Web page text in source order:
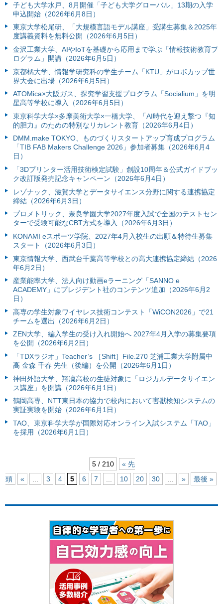
子ども大学水戸、8月開催「子ども大学グローバル」13期の入学
申込開始（2026年6月8日）
東京大学松尾研、「大規模言語モデル講座」受講生募集＆2025年
度講義資料を無料公開（2026年6月5日）
金沢工業大学、AIやIoTを基礎から応用まで学ぶ「情報技術教育プ
ログラム」開講（2026年6月5日）
京都橘大学、情報学研究科の学生チーム「KTU」がロボカップ世
界大会に出場（2026年6月5日）
ATOMica×大阪ガス、探究学習支援プログラム「Socialium」を明
星高等学校に導入（2026年6月5日）
東京科学大学×多摩美術大学×一橋大学、「AI時代を迎え撃つ『知
的胆力』のための特別なリカレント教育（2026年6月4日）
DMM.make TOKYO、ものづくりスタートアップ育成プログラム
「TIB FAB Makers Challenge 2026」参加者募集（2026年6月4
日）
「3Dプリンター活⽤技術検定試験」創設10周年＆公式ガイドブッ
ク改訂版発売記念キャンペーン（2026年6月4日）
レゾナック、滋賀大学とデータサイエンス分野に関する連携協定
締結（2026年6月3日）
プロメトリック、奈良学園大学2027年度入試で全国のテストセン
ターで受験可能なCBT方式を導入（2026年6月3日）
KONAMI eスポーツ学院、2027年4月入校生の出願＆特待生募集
スタート（2026年6月3日）
東京情報大学、西武台千葉高等学校との高大連携協定締結（2026
年6月2日）
産業能率大学、法人向け動画eラーニング「SANNO e
ACADEMY」にプレジデント社のコンテンツ追加（2026年6月2
日）
高専の学生対象ワイヤレス技術コンテスト「WiCON2026」で21
チームを選出（2026年6月2日）
ZEN大学、編入学生の受け入れ開始へ 2027年4月入学の募集要項
を公開（2026年6月2日）
「TDXラジオ」Teacher’s ［Shift］File.270 芝浦工業大学附属中
高 金森 千春 先生（後編）を公開（2026年6月1日）
神田外語大学、翔凜高校の生徒対象に「ロジカルデータサイエン
ス講座」を開講（2026年6月1日）
鶴岡高専、NTT東日本の協力で校内において害獣検知システムの
実証実験を開始（2026年6月1日）
TAO、東京科学大学が国際対応オンライン入試システム「TAO」
を採用（2026年6月1日）
5 / 210
« 先
頭
« ... 3 4 5 6 7 ... 10 20 30 ... » 最後 »